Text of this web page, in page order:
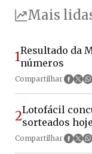
Mais
1Resultado da
números
Compartilhar
2Lotofácil
sorteados hoje
Compartilhar